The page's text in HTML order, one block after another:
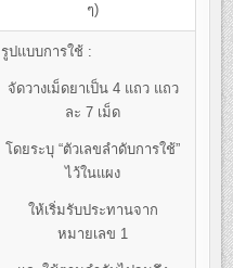
ๆ)
รูปแบบการใช้ :
จัดวางเม็ดยาเป็น 4 แถว แถว
ละ 7 เม็ด
โดยระบุ “ตัวเลขลำดับการใช้”
ไว้ในแผง
ให้เริ่มรับประทานจาก
หมายเลข 1